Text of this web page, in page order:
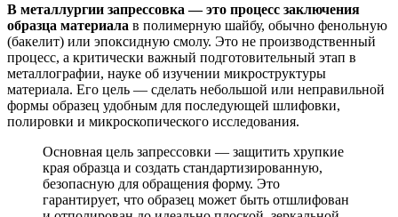
В металлургии запрессовка — это процесс заключения
образца материала в полимерную шайбу, обычно фенольную
(бакелит) или эпоксидную смолу. Это не производственный
процесс, а критически важный подготовительный этап в
металлографии, науке об изучении микроструктуры
материала. Его цель — сделать небольшой или неправильной
формы образец удобным для последующей шлифовки,
полировки и микроскопического исследования.
Основная цель запрессовки — защитить хрупкие
края образца и создать стандартизированную,
безопасную для обращения форму. Это
гарантирует, что образец может быть отшлифован